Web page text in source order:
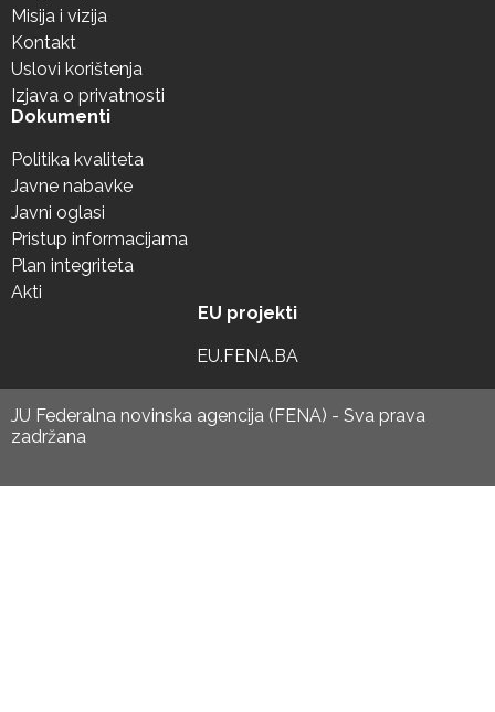
Misija i vizija
Kontakt
Uslovi korištenja
Izjava o privatnosti
Dokumenti
Politika kvaliteta
Javne nabavke
Javni oglasi
Pristup informacijama
Plan integriteta
Akti
EU projekti
EU.FENA.BA
JU Federalna novinska agencija (FENA) - Sva prava
zadržana